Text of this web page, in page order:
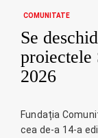
COMUNITATE
Se
proiectele
2026
Fundația
cea de-a 14-a